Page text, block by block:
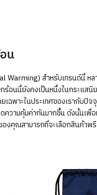
น
Warming) สำหรับเทรนด์นี้ ห
อนนี้ยังคงเป็นหนึ่งในกระแส
เฉพาะในประเทศของเรากับ
ความคุ้มค่ากันมากขึ้น ดังนั้นเ
คุณสามารถที่จะเลือกสินค้าพรี